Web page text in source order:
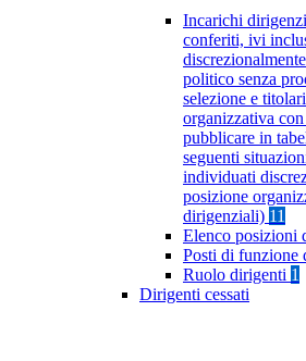
Incarichi
conferiti, ivi
politico senza
selezione e
organizzativa
pubblicare in
seguenti
individuati
posizione
dirigenziali) 11
Elenco posizioni
Posti di funzione
Ruolo dirigenti 1
Dirigenti cessati